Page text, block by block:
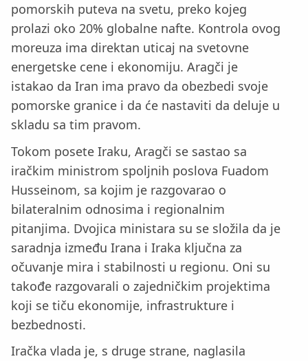
pomorskih puteva na svetu, preko kojeg
prolazi oko 20% globalne nafte. Kontrola ovog
moreuza ima direktan uticaj na svetovne
energetske cene i ekonomiju. Aragči je
istakao da Iran ima pravo da obezbedi svoje
pomorske granice i da će nastaviti da deluje u
skladu sa tim pravom.
Tokom posete Iraku, Aragči se sastao sa
iračkim ministrom spoljnih poslova Fuadom
Husseinom, sa kojim je razgovarao o
bilateralnim odnosima i regionalnim
pitanjima. Dvojica ministara su se složila da je
saradnja između Irana i Iraka ključna za
očuvanje mira i stabilnosti u regionu. Oni su
takođe razgovarali o zajedničkim projektima
koji se tiču ekonomije, infrastrukture i
bezbednosti.
Iračka vlada je, s druge strane, naglasila